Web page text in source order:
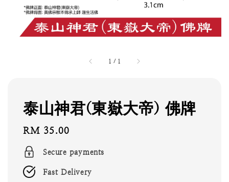
1 / 1
泰山神君(東嶽大帝) 佛牌
Regular
price
RM 35.00
Secure payments
Fast Delivery